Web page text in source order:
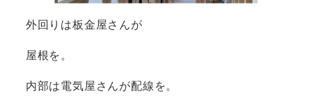
外回りは板金屋さんが
屋根を。
内部は電気屋さんが配線を。